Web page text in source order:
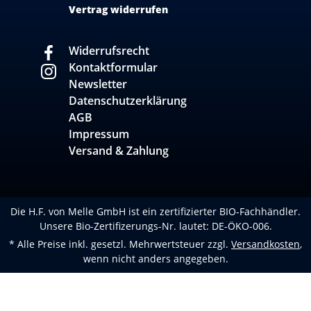
Vertrag widerrufen
Widerrufsrecht
Kontaktformular
Newsletter
Datenschutzerklärung
AGB
Impressum
Versand & Zahlung
Die H.F. von Melle GmbH ist ein zertifizierter BIO-Fachhändler.
Unsere Bio-Zertifizerungs-Nr. lautet: DE-ÖKO-006.
* Alle Preise inkl. gesetzl. Mehrwertsteuer zzgl. Versandkosten,
wenn nicht anders angegeben.